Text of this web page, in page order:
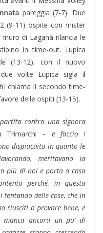
pareggia (7-7). Due
(9-11) ospite con mister
di Laganà rilancia le
in time-out. Lupica
(13-12), con il nuovo
volte Lupica sigla il
chiama il secondo time-
delle ospiti (13-15).
contro una signora
Trimarchi – e faccio i
dispiacuito in quanto le
meritavano la
più di noi e porta a casa
perché, in questa
delle cose, che in
riusciti a provare bene, e
ancora un po’ di